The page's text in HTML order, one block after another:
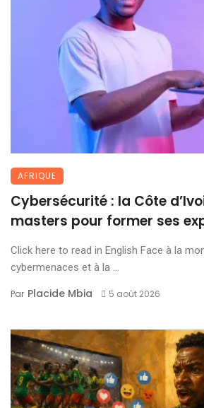
AFRIQUE
Cybersécurité : la Côte
masters pour former ses
Click here to read in English Face à la
cybermenaces et à la ...
Par Placide Mbia 5 août 2026